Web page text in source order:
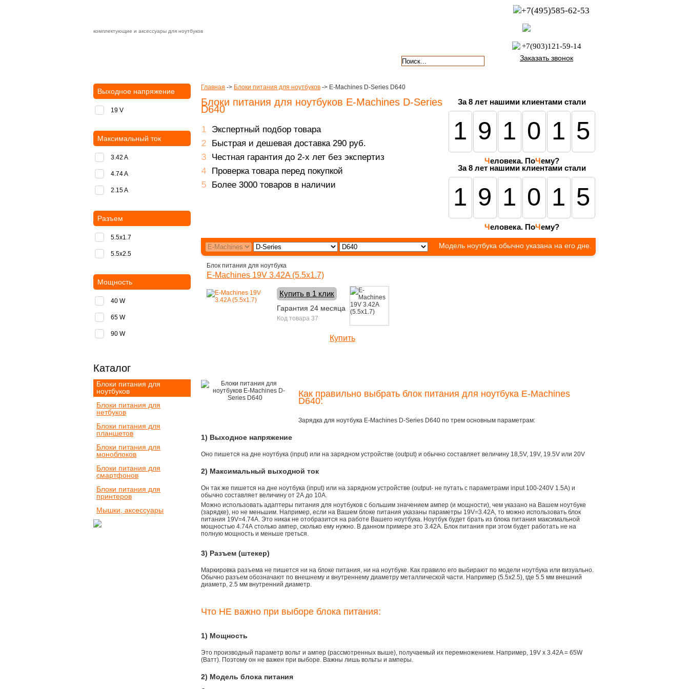
комплектующие и аксессуары для ноутбуков
+7(495)585-62-53
+7(903)121-59-14
Заказать звонок
Главная -> Блоки питания для ноутбуков -> E-Machines D-Series D640
За8 лет нашими клиентами стали
191015
Человека. ПоЧему?
Блоки питания для ноутбуков E-Machines D-Series
D640
Экспертный подбор товара
Быстрая и дешевая доставка 290 руб.
Честная гарантия до 2-х лет без экспертиз
Проверка товара перед покупкой
Более 3000 товаров в наличии
За 8 лет нашими клиентами стали
191015
Человека. ПоЧему?
Модель ноутбука обычно указана на его дне.
Блок питания для ноутбука
E-Machines 19V 3.42A (5.5x1.7)
Купить в 1 клик
Гарантия 24 месяца
Код товара 37
Купить
Как правильно выбрать блок питания для ноутбука E-Machines
D640:
Зарядка для ноутбука E-Machines D-Series D640 по трем основным параметрам:
1) Выходное напряжение
Оно пишется на дне ноутбука (input) или на зарядном устройстве (output) и обычно составляет величину 18,5V, 19V, 19.5V или 20V
2) Максимальный выходной ток
Он так же пишется на дне ноутбука (input) или на зарядном устройстве (output- не путать с параметрами input 100-240V 1.5A) и
обычно составляет величину от 2А до 10A.
Можно использовать адаптеры питания для ноутбуков с большим значением ампер (и мощности), чем указано на Вашем ноутбуке
(зарядке), но не меньшим. Например, если на Вашем блоке питания указаны параметры 19V=3.42A, то можно использовать блок
питания 19V=4.74A. Это никак не отобразится на работе Вашего ноутбука. Ноутбук будет брать из блока питания максимальной
мощностью 4.74А столько ампер, сколько ему нужно. В данном примере это 3.42А. Блок питания при этом будет работать не на
полную мощность и меньше греться.
3) Разъем (штекер)
Маркировка разъема не пишется ни на блоке питания, ни на ноутбуке. Как правило его выбирают по модели ноутбука или визуально.
Обычно разъем обозначают по внешнему и внутреннему диаметру металлической части. Например (5.5x2.5), где 5.5 мм внешний
диаметр, 2.5 мм внутренний диаметр.
Что НЕ важно при выборе блока питания:
1) Мощность
Это производный параметр вольт и ампер (рассмотренных выше), получаемый их перемножением. Например, 19V x 3.42A = 65W
(Ватт). Поэтому он не важен при выборе. Важны лишь вольты и амперы.
2) Модель блока питания
Выходное напряжение
19 V
Максимальный ток
3.42 A
4.74 A
2.15 A
Разъем
5.5x1.7
5.5x2.5
Мощность
40 W
65 W
90 W
Каталог
Блоки питания для
ноутбуков
Блоки питания для
нетбуков
Блоки питания для
планшетов
Блоки питания для
моноблоков
Блоки питания для
смартфонов
Блоки питания для
принтеров
Мышки, аксессуары